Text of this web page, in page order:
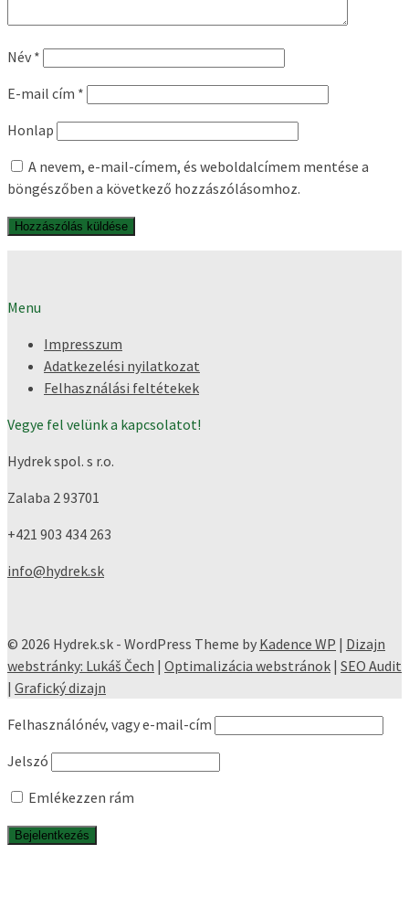
Név *
E-mail cím *
Honlap
A nevem, e-mail-címem, és weboldalcímem mentése a
böngészőben a következő hozzászólásomhoz.
Menu
Impresszum
Adatkezelési nyilatkozat
Felhasználási feltétekek
Vegye fel velünk a kapcsolatot!
Hydrek spol. s r.o.
Zalaba 2 93701
+421 903 434 263
info@hydrek.sk
© 2026 Hydrek.sk - WordPress Theme by Kadence WP | Dizajn
webstránky: Lukáš Čech | Optimalizácia webstránok | SEO Audit
| Grafický dizajn
Felhasználónév, vagy e-mail-cím
Jelszó
Emlékezzen rám